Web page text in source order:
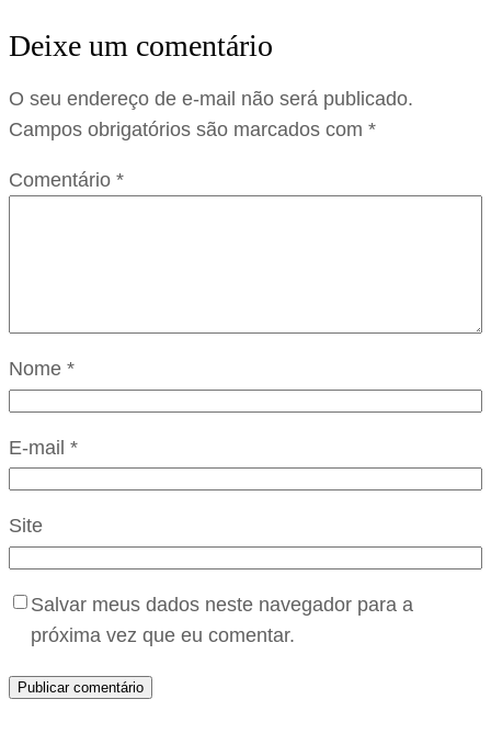
Deixe um comentário
O seu endereço de e-mail não será publicado.
Campos obrigatórios são marcados com *
Comentário *
Nome *
E-mail *
Site
Salvar meus dados neste navegador para a
próxima vez que eu comentar.